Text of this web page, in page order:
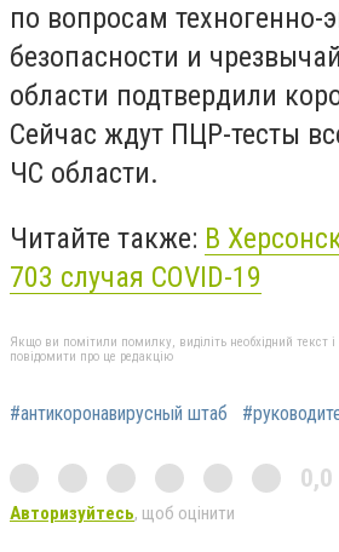
по вопросам техногенно-
безопасности и
области подтвердили
Сейчас ждут ПЦР-тесты
ЧС области.
Читайте также: В
703 случая COVID-19
Якщо ви помітили помилку, виділіть необхідний текст
повідомити про це редакцію
#антикоронавирусный штаб
0,0
Авторизуйтесь, щоб оцінити